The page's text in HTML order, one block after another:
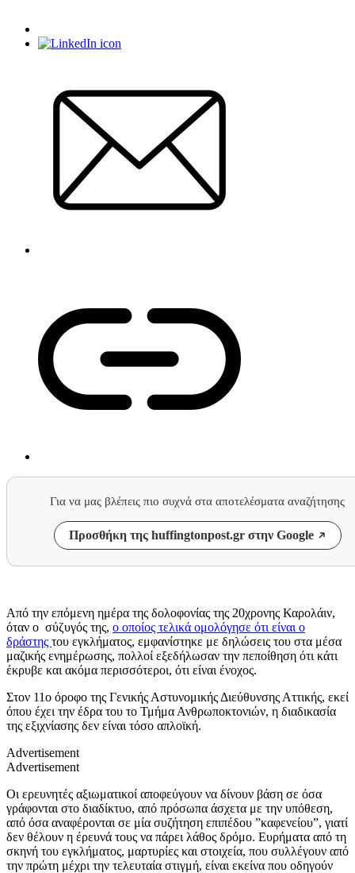
Για να μας βλέπεις πιο συχνά στα αποτελέσματα αναζήτησης
Προσθήκη της huffingtonpost.gr στην Google
Από την επόμενη ημέρα της δολοφονίας της 20χρονης Καρολάιν,
όταν ο σύζυγός της, ο οποίος τελικά ομολόγησε ότι είναι ο
δράστης του εγκλήματος, εμφανίστηκε με δηλώσεις του στα μέσα
μαζικής ενημέρωσης, πολλοί εξεδήλωσαν την πεποίθηση ότι κάτι
έκρυβε και ακόμα περισσότεροι, ότι είναι ένοχος.
Στον 11ο όροφο της Γενικής Αστυνομικής Διεύθυνσης Αττικής, εκεί
όπου έχει την έδρα του το Τμήμα Ανθρωποκτονιών, η διαδικασία
της εξιχνίασης δεν είναι τόσο απλοϊκή.
Advertisement
Advertisement
Οι ερευνητές αξιωματικοί αποφεύγουν να δίνουν βάση σε όσα
γράφονται στο διαδίκτυο, από πρόσωπα άσχετα με την υπόθεση,
από όσα αναφέρονται σε μία συζήτηση επιπέδου ”καφενείου”, γιατί
δεν θέλουν η έρευνά τους να πάρει λάθος δρόμο. Ευρήματα από τη
σκηνή του εγκλήματος, μαρτυρίες και στοιχεία, που συλλέγουν από
την πρώτη μέχρι την τελευταία στιγμή, είναι εκείνα που οδηγούν